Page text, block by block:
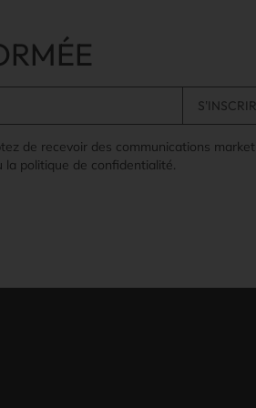
de recevoir des communications
la politique de confidentialité.